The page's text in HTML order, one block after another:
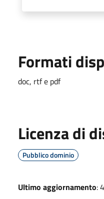
Formati
doc, rtf e pdf
Licenza di
Pubblico dominio
Ultimo aggiornamento: